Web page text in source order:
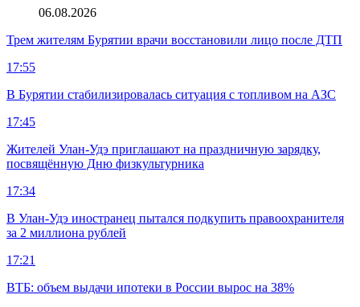
06.08.2026
Трем жителям Бурятии врачи восстановили лицо после ДТП
17:55
В Бурятии стабилизировалась ситуация с топливом на АЗС
17:45
Жителей Улан-Удэ приглашают на праздничную зарядку,
посвящённую Дню физкультурника
17:34
В Улан-Удэ иностранец пытался подкупить правоохранителя
за 2 миллиона рублей
17:21
ВТБ: объем выдачи ипотеки в России вырос на 38%